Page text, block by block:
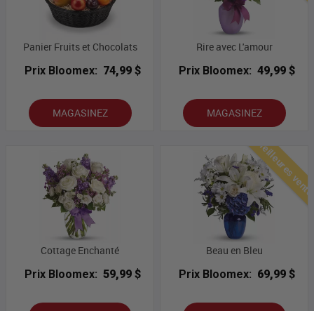
Panier Fruits et Chocolats
Prix Bloomex: 74,99 $
MAGASINEZ
Rire avec L'amour
Prix Bloomex: 49,99 $
MAGASINEZ
Cottage Enchanté
Prix Bloomex: 59,99 $
Meilleures
Beau en Bleu
Prix Bloomex: 69,99 $